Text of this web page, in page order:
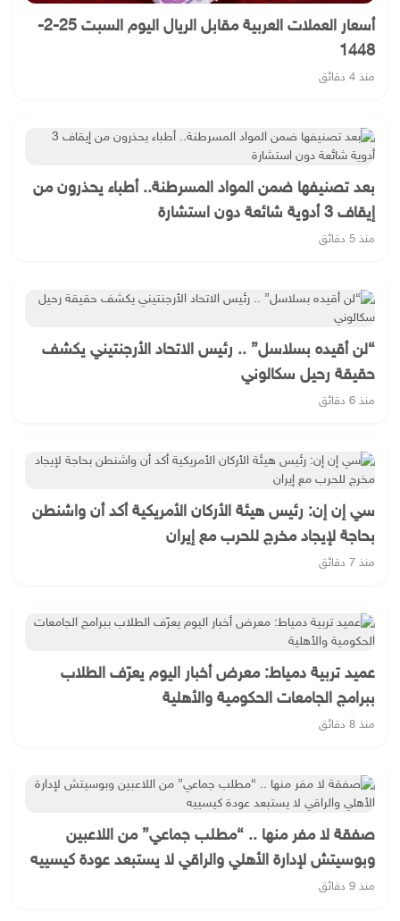
أسعار العملات العربية مقابل الريال اليوم السبت 25-2-
1448
منذ 4 دقائق
بعد تصنيفها ضمن المواد المسرطنة.. أطباء يحذرون من
إيقاف 3 أدوية شائعة دون استشارة
منذ 5 دقائق
“لن أقيده بسلاسل” .. رئيس الاتحاد الأرجنتيني يكشف
حقيقة رحيل سكالوني
منذ 6 دقائق
سي إن إن: رئيس هيئة الأركان الأمريكية أكد أن واشنطن
بحاجة لإيجاد مخرج للحرب مع إيران
منذ 7 دقائق
عميد تربية دمياط: معرض أخبار اليوم يعرّف الطلاب
ببرامج الجامعات الحكومية والأهلية
منذ 8 دقائق
صفقة لا مفر منها .. “مطلب جماعي” من اللاعبين
وبوسيتش لإدارة الأهلي والراقي لا يستبعد عودة كيسييه
منذ 9 دقائق